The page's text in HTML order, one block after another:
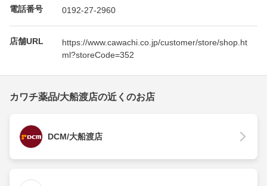
電話番号 0192-27-2960
店舗URL
https://www.cawachi.co.jp/customer/store/shop.ht
ml?storeCode=352
カワチ薬品/大船渡店の近くのお店
DCM/大船渡店